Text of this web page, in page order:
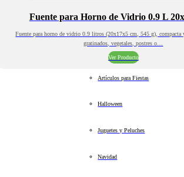
Fuente para Horno de Vidrio 0.9 L
Fuente para horno de vidrio 0.9 litros (20x17x5 cm, 545 g), compacta
gratinados, vegetales, postres o…
Ver Producto
Artículos para Fiestas
Halloween
Juguetes y Peluches
Navidad